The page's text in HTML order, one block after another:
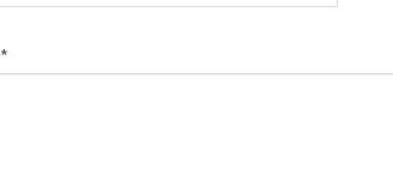
*